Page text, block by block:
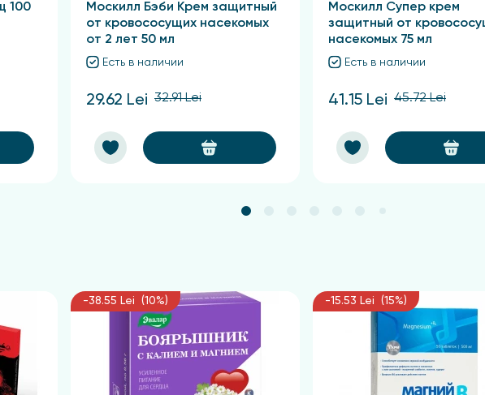
100
Москилл Бэби Крем защитный
от кровососущих насекомых
от 2 лет 50 мл
Есть в наличии
29.62 Lei 32.91 Lei
Москилл Супер крем
защитный от
насекомых 75 мл
Есть в наличии
41.15 Lei 45.72 Lei
-38.55 Lei (10%) -15.53 Lei (15%)